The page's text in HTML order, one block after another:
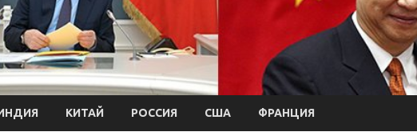
КИТАЙ РОССИЯ США ФРАНЦИЯ